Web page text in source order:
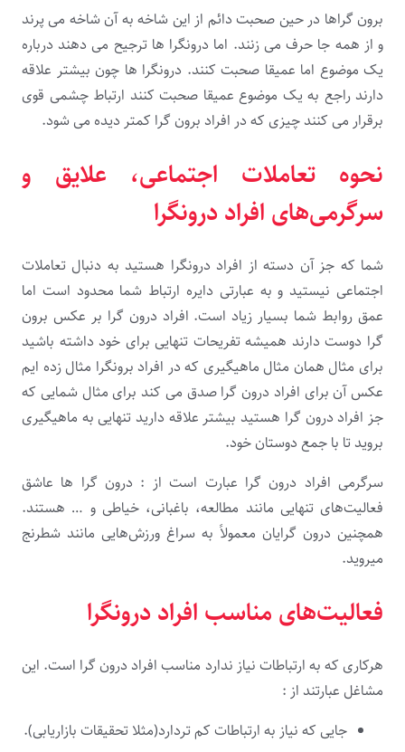
برون گراها در حین صحبت دائم از این شاخه به آن شاخه می پرند
و از همه جا حرف می زنند. اما درونگرا ها ترجیح می دهند درباره
یک موضوع اما عمیقا صحبت کنند. درونگرا ها چون بیشتر علاقه
دارند راجع به یک موضوع عمیقا صحبت کنند ارتباط چشمی قوی
برقرار می کنند چیزی که در افراد برون گرا کمتر دیده می شود.
نحوه تعاملات اجتماعی، علایق و
سرگرمی‌های افراد درونگرا
شما که جز آن دسته از افراد درونگرا هستید به دنبال تعاملات
اجتماعی نیستید و به عبارتی دایره ارتباط شما محدود است اما
عمق روابط شما بسیار زیاد است. افراد درون گرا بر عکس برون
گرا دوست دارند همیشه تفریحات تنهایی برای خود داشته باشید
برای مثال همان مثال ماهیگیری که در افراد برونگرا مثال زده ایم
عکس آن برای افراد درون گرا صدق می کند برای مثال شمایی که
جز افراد درون گرا هستید بیشتر علاقه دارید تنهایی به ماهیگیری
بروید تا با جمع دوستان خود.
سرگرمی افراد درون گرا عبارت است از : درون گرا ها عاشق
فعالیت‌های تنهایی مانند مطالعه، باغبانی، خیاطی و … هستند.
همچنین درون گرایان معمولاً به سراغ ورزش‌هایی مانند شطرنج
میروید.
فعالیت‌های مناسب افراد درونگرا
هرکاری که به ارتباطات نیاز ندارد مناسب افراد درون گرا است. این
مشاغل عبارتند از :
جایی که نیاز به ارتباطات کم تردارد(مثلا تحقیقات بازاریابی).